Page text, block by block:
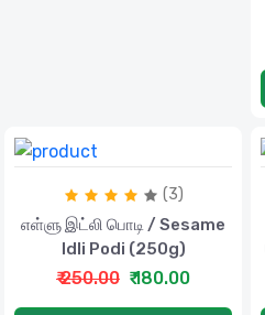
(3)
எள்ளு இட்லி பொடி / Sesame
Idli Podi (250g)
₹ 250.00 ₹ 180.00